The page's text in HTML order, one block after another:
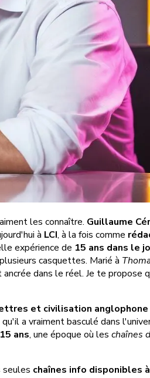
les connaître. Guillaume
à LCI, à la fois comme
expérience de 15 ans dans le
casquettes. Marié à
dans le réel. Je te propose
et civilisation anglophone
qu'il a vraiment basculé dans
15 ans, une époque où les chaînes
seules chaînes info disponibles